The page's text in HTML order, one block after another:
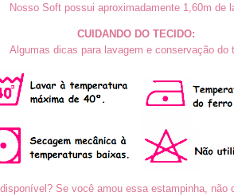
Nosso Soft possui aproximadamente 1,60m de
CUIDANDO DO TECIDO:
Algumas dicas para lavagem e conservação do
Se você amou essa estampinha, não